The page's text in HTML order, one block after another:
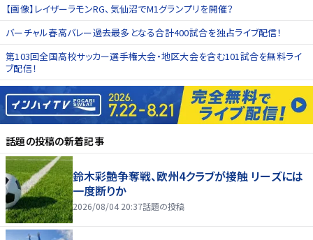
【画像】レイザーラモンRG、気仙沼でM1グランプリを開催？
バーチャル春高バレー過去最多となる合計400試合を独占ライブ配信！
第103回全国高校サッカー選手権大会・地区大会を含む101試合を無料ライ
ブ配信！
話題の投稿の新着記事
鈴木彩艶争奪戦、欧州4クラブが接触 リーズには
一度断りか
2026/08/04 20:37話題の投稿